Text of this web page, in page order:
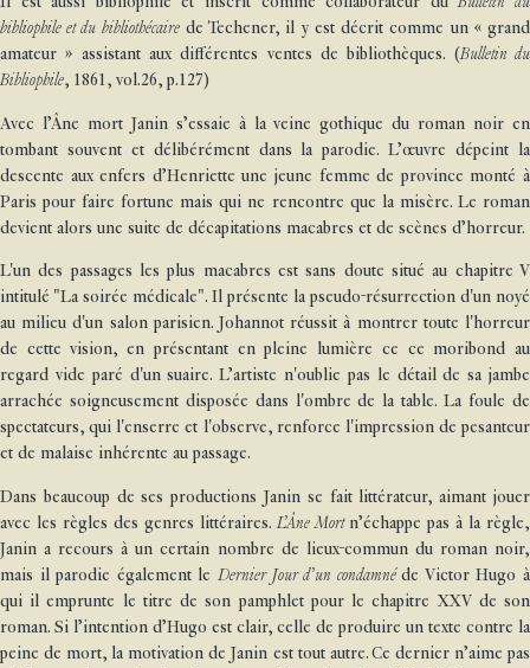
bibliophile et du bibliothécairede Techener, il y est décrit comme un « grand
amateur » assistant aux différentes ventes de bibliothèques. (Bulletin du
Bibliophile, 1861, vol.26, p.127)
Avec l’Âne mort Janin s’essaie à la veine gothique du roman noir en
tombant souvent et délibérément dans la parodie. L’œuvre dépeint la
descente aux enfers d’Henriette une jeune femme de province monté à
Paris pour faire fortune mais qui ne rencontre que la misère. Le roman
devient alors une suite de décapitations macabres et de scènes d’horreur.
L'un des passages les plus macabres est sans doute situé au chapitre V
intitulé "La soirée médicale". Il présente la pseudo-résurrection d'un noyé
au milieu d'un salon parisien. Johannot réussit à montrer toute l'horreur
de cette vision, en présentant en pleine lumière ce ce moribond au
regard vide paré d'un suaire. L’artiste n'oublie pas le détail de sa jambe
arrachée soigneusement disposée dans l'ombre de la table. La foule de
spectateurs, qui l'enserre et l'observe, renforce l'impression de pesanteur
et de malaise inhérente au passage.
Dans beaucoup de ses productions Janin se fait littérateur, aimant jouer
avec les règles des genres littéraires. L’Âne Mort n’échappe pas à la règle,
Janin a recours à un certain nombre de lieux-commun du roman noir,
mais il parodie également le Dernier Jour d’un condamnéde Victor Hugo à
qui il emprunte le titre de son pamphlet pour le chapitre XXV de son
roman. Si l’intention d’Hugo est clair, celle de produire un texte contre la
peine de mort, la motivation de Janin est tout autre. Ce dernier n’aime pas